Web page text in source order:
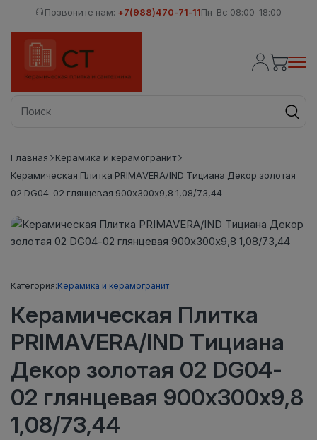
Позвоните нам: +7(988)470-71-11Пн-Вс 08:00-18:00
Главная
Керамика и керамогранит
Керамическая Плитка PRIMAVERA/IND Тициана Декор золотая
02 DG04-02 глянцевая 900х300х9,8 1,08/73,44
Категория:Керамика и керамогранит
Керамическая Плитка
PRIMAVERA/IND Тициана
Декор золотая 02 DG04-
02 глянцевая 900х300х9,8
1,08/73,44